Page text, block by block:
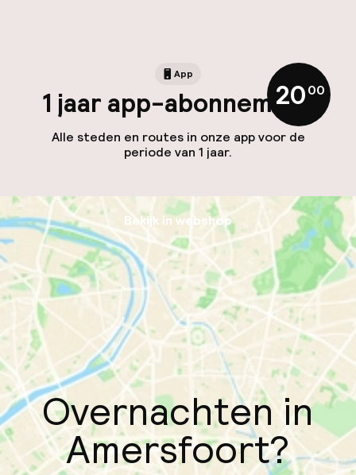
App
1 jaar app-abonnement
Alle steden en routes in onze app voor de
periode van 1 jaar.
20,00
Bekijk in webshop
Overnachten in
Amersfoort?